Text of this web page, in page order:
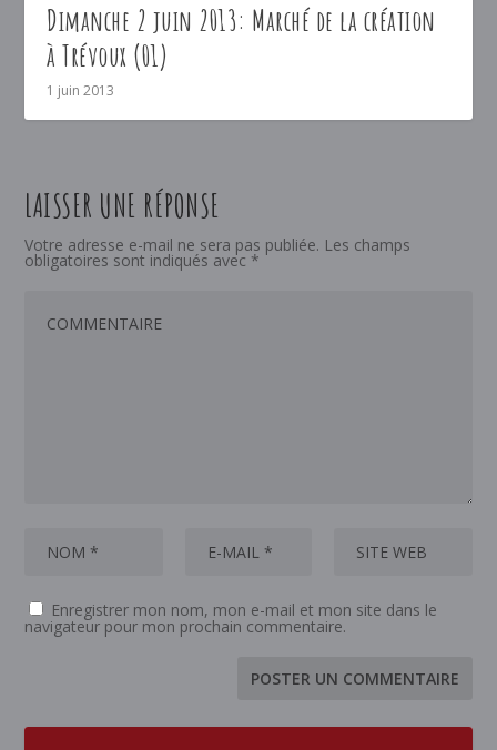
Dimanche 2 juin 2013: Marché de la création
à Trévoux (01)
1 juin 2013
LAISSER UNE RÉPONSE
Votre adresse e-mail ne sera pas publiée. Les champs
obligatoires sont indiqués avec *
Enregistrer mon nom, mon e-mail et mon site dans le
navigateur pour mon prochain commentaire.